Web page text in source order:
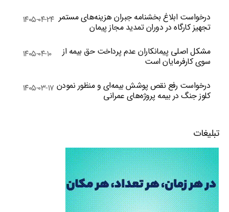
درخواست ابلاغ بخشنامه جبران هزینه‌های مستمر
تجهیز کارگاه در دوران تمدید مجاز پیمان
۱۴۰۵-۰۴-۲۴
مشکل اصلی پیمانکاران عدم پرداخت حق بیمه از
سوی کارفرمایان است
۱۴۰۵-۰۴-۱۰
درخواست رفع نقص پوشش بیمه‌ای و منظور نمودن
کلوز جنگ در بیمه پروژه‌های عمرانی
۱۴۰۵-۰۳-۱۷
تبلیغات